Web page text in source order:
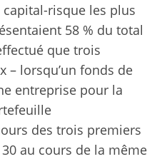
capital-risque les plus
58 % du total
que trois
– lorsqu’un fonds de
entreprise pour la
des trois premiers
au cours de la même